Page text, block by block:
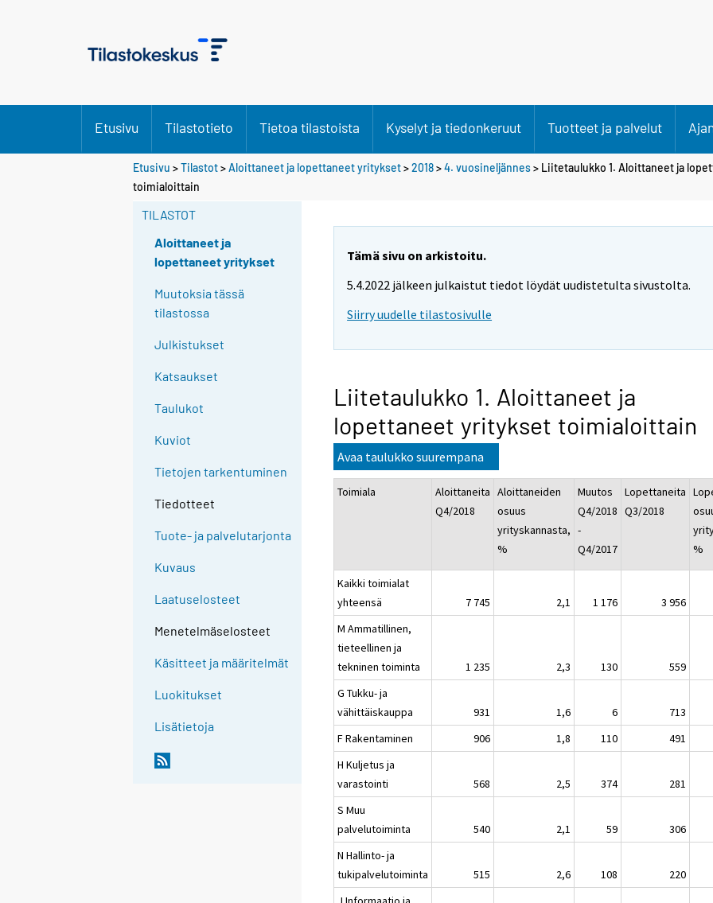
Etusivu Tilastotieto Tietoa tilastoista Kyselyt ja tiedonkeruut Tuotteet ja palvelut
Etusivu >Tilastot>Aloittaneet ja lopettaneet yritykset>2018>4. vuosineljännes> Liitetaulukko 1. Aloittaneet ja
toimialoittain
TILASTOT
Aloittaneet ja
lopettaneet yritykset
Muutoksia tässä
tilastossa
Julkistukset
Katsaukset
Taulukot
Kuviot
Tietojen tarkentuminen
Tiedotteet
Tuote- ja palvelutarjonta
Kuvaus
Laatuselosteet
Menetelmäselosteet
Käsitteet ja määritelmät
Luokitukset
Lisätietoja
Tämä sivu on arkistoitu.
5.4.2022 jälkeen julkaistut tiedot löydät uudistetulta sivustolta.
Siirry uudelle tilastosivulle
Liitetaulukko 1. Aloittaneet ja
lopettaneet yritykset toimialoittain
Avaa taulukko suurempana
Toimiala
Aloittaneita
Q4/2018
Aloittaneiden
osuus
yrityskannasta,
%
Muutos
Q4/2018
-
Q4/2017
Lopettaneita
Q3/2018
%
Kaikki toimialat
yhteensä
7 745 2,1 1 176 3 956
M Ammatillinen,
tieteellinen ja
tekninen toiminta
1 235 2,3 130 559
G Tukku- ja
vähittäiskauppa
931 1,6 6 713
F Rakentaminen
906 1,8 110 491
H Kuljetus ja
varastointi
568 2,5 374 281
S Muu
palvelutoiminta
540 2,1 59 306
N Hallinto- ja
tukipalvelutoiminta
515 2,6 108 220